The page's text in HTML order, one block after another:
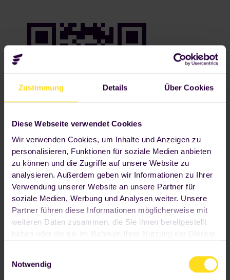
Zustimmung Details Über Cookies
Diese Webseite verwendet Cookies
Wir verwenden Cookies, um Inhalte und Anzeigen zu
personalisieren, Funktionen für soziale Medien anbieten
zu können und die Zugriffe auf unsere Website zu
analysieren. Außerdem geben wir Informationen zu Ihrer
Verwendung unserer Website an unsere Partner für
soziale Medien, Werbung und Analysen weiter. Unsere
Partner führen diese Informationen möglicherweise mit
weiteren Daten zusammen, die Sie ihnen bereitgestellt
haben oder die sie im Rahmen Ihrer Nutzung der Dienste
hiermit einverstanden. Ihre Einwilligung umfasst alle
vorausgewählten beziehungsweise von Ihnen
Notwendig
App Store Google Play Store